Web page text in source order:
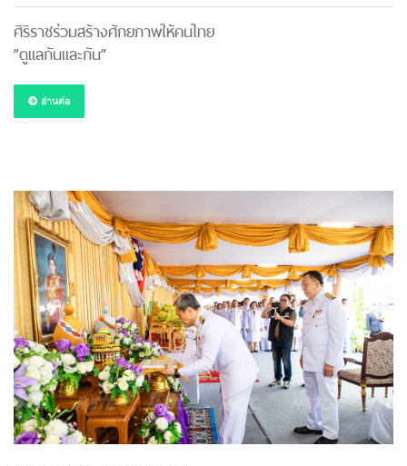
ศิริราชร่วมสร้างศักยภาพให้คนไทย
”ดูแลกันและกัน”
อ่านต่อ